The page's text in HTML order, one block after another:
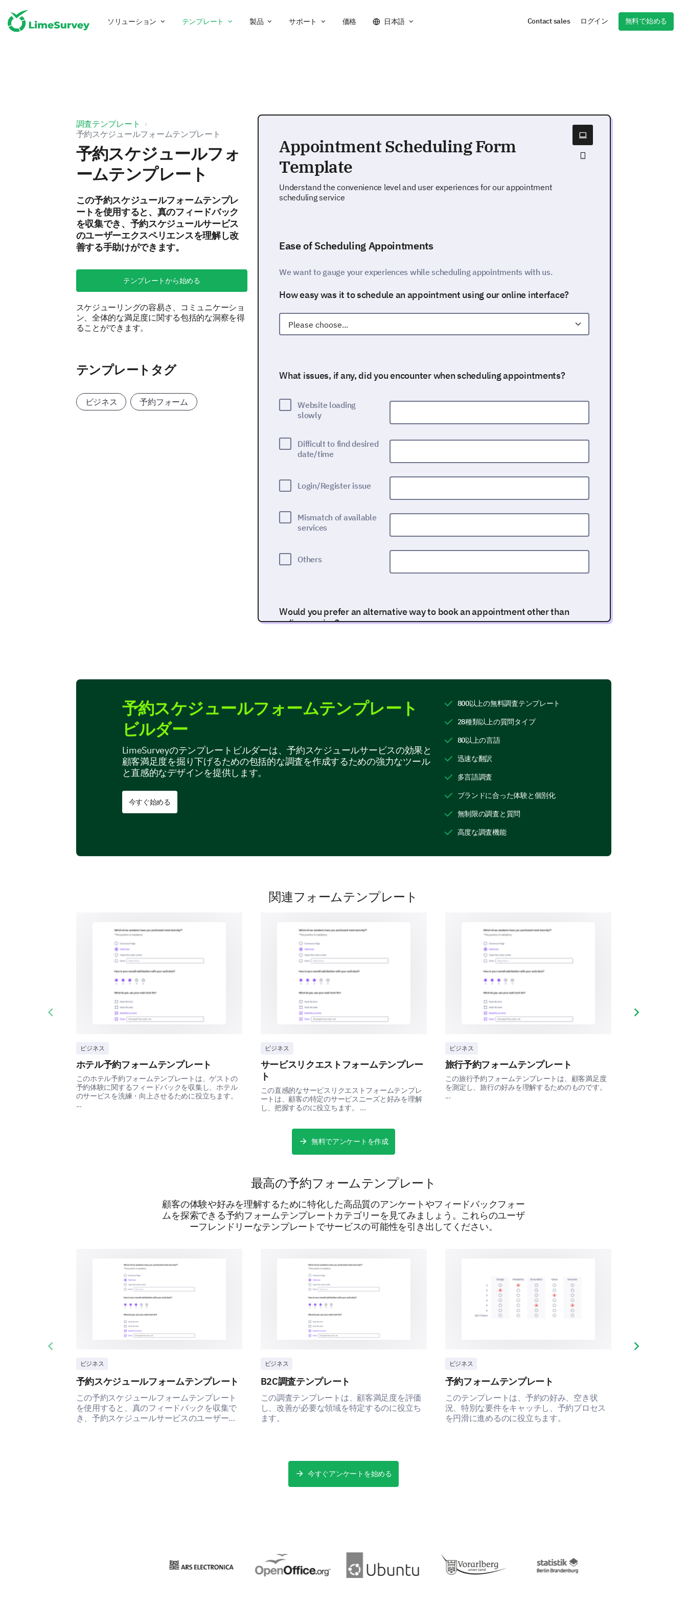
ソリューション テンプレート 製品 サポート 価格 日本語 Contact sales ログイン 無料で始める
調査テンプレート
予約スケジュールフォームテンプレート
予約スケジュールフォ
ームテンプレート
この予約スケジュールフォームテンプレ
ートを使用すると、真のフィードバック
を収集でき、予約スケジュールサービス
のユーザーエクスペリエンスを理解し改
善する手助けができます。
テンプレートから始める
スケジューリングの容易さ、コミュニケーショ
ン、全体的な満足度に関する包括的な洞察を得
ることができます。
テンプレートタグ
ビジネス 予約フォーム
Appointment Scheduling Form
Template
Understand the convenience level and user experiences for our appointment
scheduling service
Ease of Scheduling Appointments
We want to gauge your experiences while scheduling appointments with us.
How easy was it to schedule an appointment using our online interface?
What issues, if any, did you encounter when scheduling appointments?
Website loading
slowly
Difficult to find desired
date/time
Login/Register issue
Mismatch of available
services
Others
Would you prefer an alternative way to book an appointment other than
online service?
Timely Communication
We’d love to know about your experiences regarding our communication
How would you rate the clarity of our communication?
Please enter your comment here:
I received a timely confirmation of my appointment.
Communication regarding appointment changes was timely and valuable.
I was reminded of the appointment in advance.
Overall Satisfaction
Your overall satisfaction is crucial for us to improve our services.
Please rate your satisfaction on a scale from 1 to 10, with 1 being extremely
dissatisfied and 10 being extremely satisfied.
Ease of booking an appointment.
Timeliness of communication.
予約スケジュールフォームテンプレート
ビルダー
LimeSurveyのテンプレートビルダーは、予約スケジュールサービスの効果と
顧客満足度を掘り下げるための包括的な調査を作成するための強力なツール
と直感的なデザインを提供します。
今すぐ始める
800以上の無料調査テンプレート
28種類以上の質問タイプ
80以上の言語
迅速な翻訳
多言語調査
ブランドに合った体験と個別化
無制限の調査と質問
高度な調査機能
関連フォームテンプレート
ビジネス
ホテル予約フォームテンプレート
このホテル予約フォームテンプレートは、ゲストの
予約体験に関するフィードバックを収集し、ホテル
のサービスを洗練・向上させるために役立ちます。
...
ビジネス
サービスリクエストフォームテンプレー
ト
この直感的なサービスリクエストフォームテンプレ
ートは、顧客の特定のサービスニーズと好みを理解
し、把握するのに役立ちます。 ...
ビジネス
旅行予約フォームテンプレート
この旅行予約フォームテンプレートは、顧客満足度
を測定し、旅行の好みを理解するためのものです。
...
Previous slide Next slide
無料でアンケートを作成
最高の予約フォームテンプレート
顧客の体験や好みを理解するために特化した高品質のアンケートやフィードバックフォー
ムを探索できる予約フォームテンプレートカテゴリーを見てみましょう。これらのユーザ
ーフレンドリーなテンプレートでサービスの可能性を引き出してください。
ビジネス
予約スケジュールフォームテンプレート
この予約スケジュールフォームテンプレート
を使用すると、真のフィードバックを収集で
き、予約スケジュールサービスのユーザーエ
ビジネス
B2C調査テンプレート
この調査テンプレートは、顧客満足度を評価
し、改善が必要な領域を特定するのに役立ち
ます。
ビジネス
予約フォームテンプレート
このテンプレートは、予約の好み、空き状
況、特別な要件をキャッチし、予約プロセス
を円滑に進めるのに役立ちます。
Previous slide Next slide
今すぐアンケートを始める